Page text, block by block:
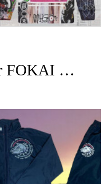
My past work for FOKAI 〜 FOKAI co-ord